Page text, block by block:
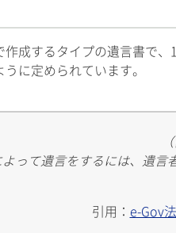
作成するタイプの遺言書で
に定められています。
って遺言をするには、遺言
引用： e-Gov